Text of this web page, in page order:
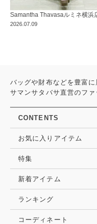
2026.07.09
Samantha Thavasaルミネ横浜
バッグや財布などを豊富に
サマンサタバサ直営のファ
CONTENTS
お気に入りアイテム
特集
新着アイテム
ランキング
コーディネート